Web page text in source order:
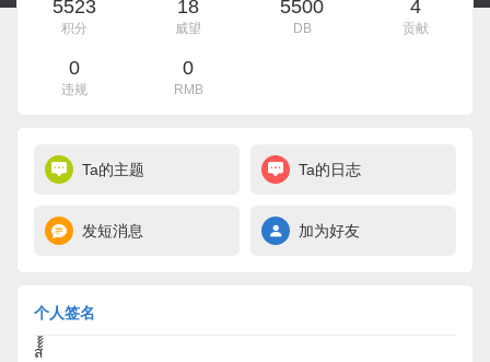
5523
积分
18
威望
5500
DB
4
贡献
0
违规
0
RMB
Ta的主题 Ta的日志
发短消息 加为好友
个人签名
ส้้้้้้้้้้้้้้้้้้้้้้้้้้้้้้้้้้้้้้้้้้้้้้้้้้้้้้้้้้้้้้้้้้้้้้้้้้้้้้้้้้้้้้้้้้้้้้้้้้้